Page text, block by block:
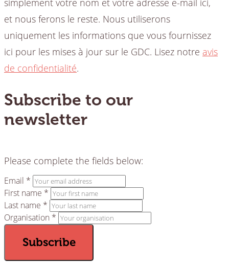
simplement votre nom et votre adresse e-mail ici,
et nous ferons le reste. Nous utiliserons
uniquement les informations que vous fournissez
ici pour les mises à jour sur le GDC. Lisez notre avis
de confidentialité.
Subscribe to our
newsletter
Please complete the fields below:
Email *
First name *
Last name *
Organisation *